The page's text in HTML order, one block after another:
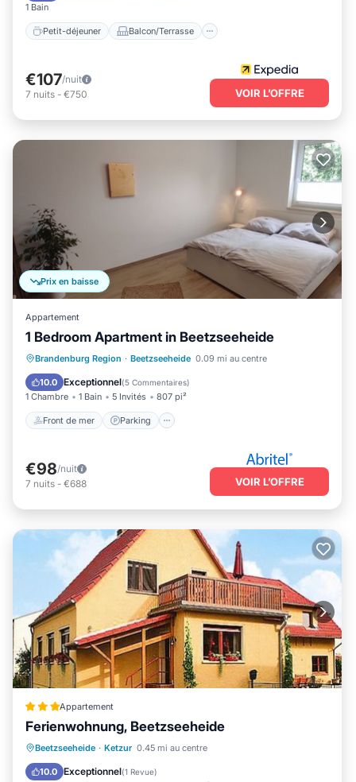
1 Bain
Petit-déjeuner Balcon/Terrasse
€107/nuit
7 nuits - €750 VOIR L’OFFRE
Prix en baisse
Appartement
1 Bedroom Apartment in Beetzseeheide
Brandenburg Region · Beetzseeheide 0.09 mi au centre
10.0 Exceptionnel(5 Commentaires)
1 Chambre 1 Bain 5 Invités 807 pi²
Front de mer Parking
Front de mer
Parking
Vue sur l’océan
Balcon/Terrasse
€98/nuit
7 nuits - €688 VOIR L’OFFRE
Appartement
Ferienwohnung, Beetzseeheide
Beetzseeheide · Ketzur 0.45 mi au centre
10.0 Exceptionnel(1 Revue)
Parking
Balcon/Terrasse
Animaux acceptés